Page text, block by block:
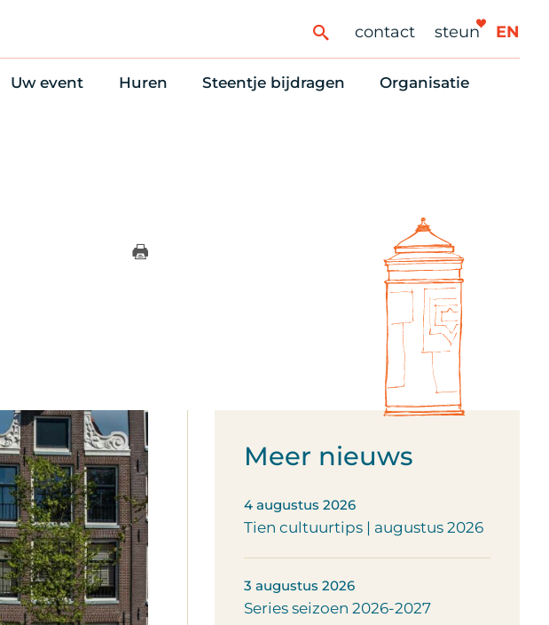
contact steun EN
Uw event Huren Steentje bijdragen
Schenken, nalaten en ANBI
6 redenen om mee te doen
Organisatie
Nieuws en
Stadsherstel
Meer nieuws
4 augustus 2026
Tien cultuurtips | augustus 2026
3 augustus 2026
Series seizoen 2026-2027